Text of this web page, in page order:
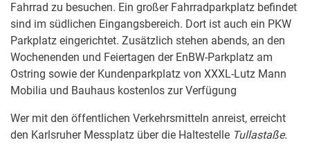
Fahrrad zu besuchen. Ein großer Fahrradparkplatz befindet
sind im südlichen Eingangsbereich. Dort ist auch ein PKW
Parkplatz eingerichtet. Zusätzlich stehen abends, an den
Wochenenden und Feiertagen der EnBW-Parkplatz am
Ostring sowie der Kundenparkplatz von XXXL-Lutz Mann
Mobilia und Bauhaus kostenlos zur Verfügung
Wer mit den öffentlichen Verkehrsmitteln anreist, erreicht
den Karlsruher Messplatz über die Haltestelle Tullastaße.